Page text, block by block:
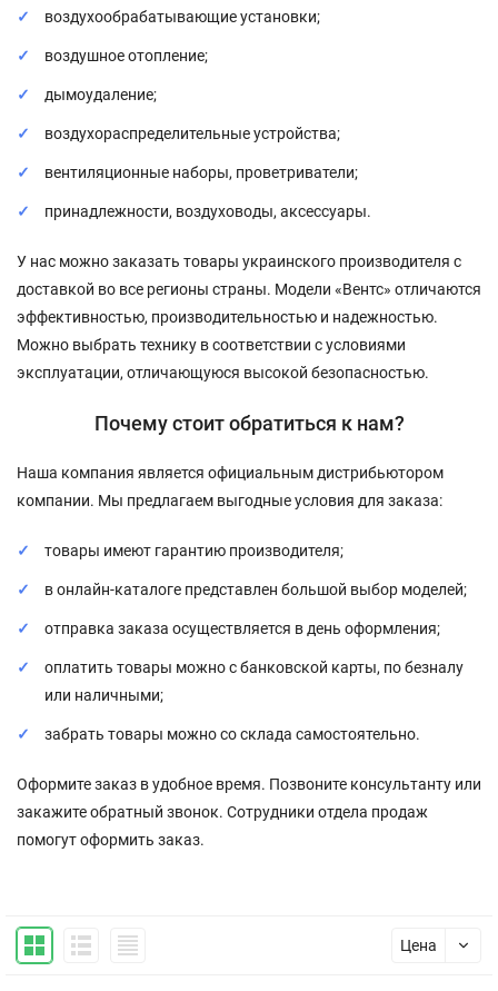
воздухообрабатывающие установки;
воздушное отопление;
дымоудаление;
воздухораспределительные устройства;
вентиляционные наборы, проветриватели;
принадлежности, воздуховоды, аксессуары.
У нас можно заказать товары украинского производителя с
доставкой во все регионы страны. Модели «Вентс» отличаются
эффективностью, производительностью и надежностью.
Можно выбрать технику в соответствии с условиями
эксплуатации, отличающуюся высокой безопасностью.
Почему стоит обратиться к нам?
Наша компания является официальным дистрибьютором
компании. Мы предлагаем выгодные условия для заказа:
товары имеют гарантию производителя;
в онлайн-каталоге представлен большой выбор моделей;
отправка заказа осуществляется в день оформления;
оплатить товары можно с банковской карты, по безналу
или наличными;
забрать товары можно со склада самостоятельно.
Оформите заказ в удобное время. Позвоните консультанту или
закажите обратный звонок. Сотрудники отдела продаж
помогут оформить заказ.
Цена